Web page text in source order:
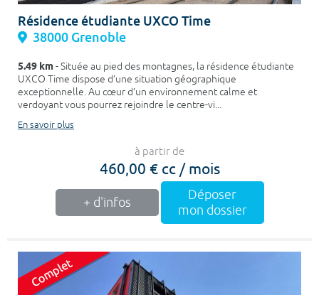
Résidence étudiante UXCO Time
38000 Grenoble
5.49 km- Située au pied des montagnes, la résidence étudiante
UXCO Time dispose d’une situation géographique
exceptionnelle. Au cœur d’un environnement calme et
verdoyant vous pourrez rejoindre le centre-vi...
En savoir plus
à partir de
460,00 € cc / mois
+ d'infos
Déposer
mon dossier